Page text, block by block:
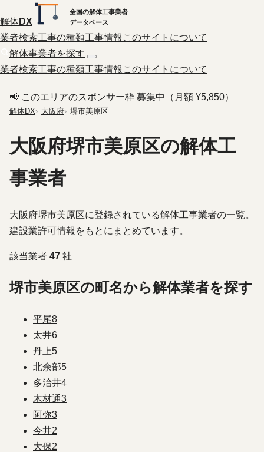
解体DX
全国の解体工事業者
データベース
業者検索工事の種類工事情報 このサイトについて
解体事業者を探す
業者検索工事の種類工事情報 このサイトについて
📢 このエリアのスポンサー枠 募集中（月額 ¥5,850）
解体DX 大阪府 堺市美原区
大阪府堺市美原区の解体工
事業者
大阪府堺市美原区に登録されている解体工事業者の一覧。
建設業許可情報をもとにまとめています。
該当業者 47 社
堺市美原区の町名から解体業者を探す
平尾8
太井6
丹上5
北余部5
多治井4
木材通3
阿弥3
今井2
大保2